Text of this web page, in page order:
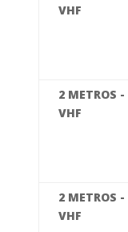
VHF
2 METROS -
VHF
2 METROS -
VHF